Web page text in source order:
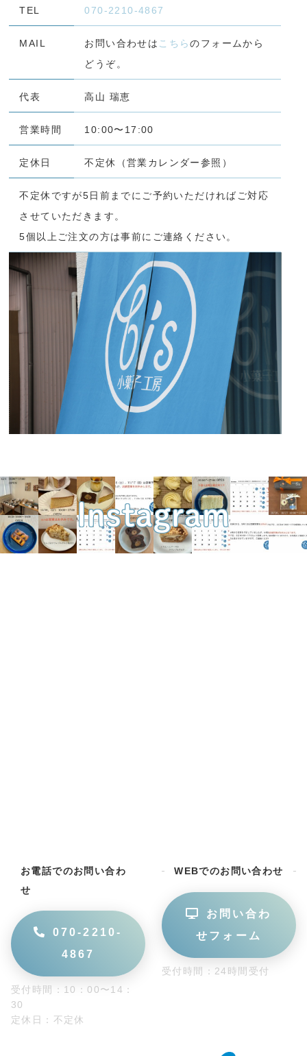
TEL 070-2210-4867
MAIL お問い合わせは こちらのフォームから
どうぞ。
代表 高山 瑞恵
営業時間 10:00〜17:00
定休日 不定休（営業カレンダー参照）
不定休ですが5日前までにご予約いただければご対応
させていただきます。
5個以上ご注文の方は事前にご連絡ください。
Instagram
お電話でのお問い合わ
せ
070-2210-
4867
受付時間：10：00〜14：
30
定休日：不定休
WEBでのお問い合わせ
お問い合わ
せフォーム
受付時間：24時間受付